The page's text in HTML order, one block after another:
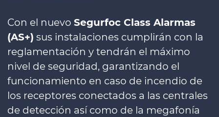
Con el nuevo Segurfoc Class Alarmas
(AS+) sus instalaciones cumplirán con la
reglamentación y tendrán el máximo
nivel de seguridad, garantizando el
funcionamiento en caso de incendio de
los receptores conectados a las centrales
de detección así como de la megafonía